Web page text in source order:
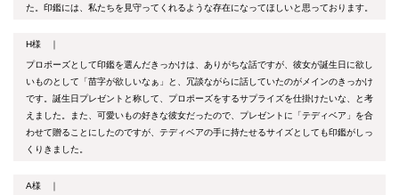
た。印鑑には、私たちを見守ってくれるような存在になってほしいと思っております。
H様 ｜
プロポーズとして印鑑を選んだきっかけは、ありがちな話ですが、彼女が誕生日に欲し
いものとして「苗字が欲しいなぁ」と、冗談ながらに話していたのがメインのきっかけ
です。誕生日プレゼントと称して、プロポーズをするサプライズを仕掛けたいな、と考
えました。また、可愛いもの好きな彼女だったので、プレゼントに「テディベア」を合
わせて贈ることにしたのですが、テディベアの手に持たせるサイズとしても印鑑がしっ
くりきました。
A様 ｜